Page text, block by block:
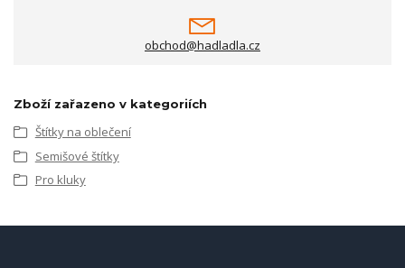
obchod@hadladla.cz
Zboží zařazeno v kategoriích
Štítky na oblečení
Semišové štítky
Pro kluky